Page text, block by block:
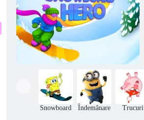
Snowboard Îndemânare Trucuri